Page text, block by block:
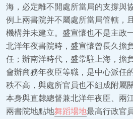
海，必定離不開處所當局的支撐與
例上兩書院并不屬處所當局管轄，
機構并未建立。盛宣懷也不是主政
北洋年夜書院時，盛宣懷曾長久擔
任；辦南洋時代，盛常駐上海，擔
會辦商務年夜臣等職，是中心派任
秩不高，與處所官員也不組成附屬
本身與直隸總督兼北洋年夜臣、兩
兩書院地點地舞蹈場地最高行政官